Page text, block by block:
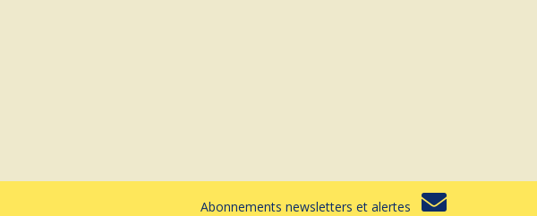
Abonnements newsletters et alertes